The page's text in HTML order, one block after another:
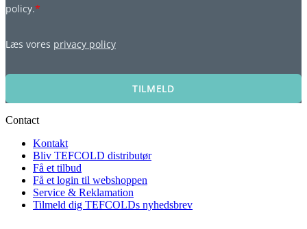
policy.*
Læs vores privacy policy
TILMELD
Contact
Kontakt
Bliv TEFCOLD distributør
Få et tilbud
Få et login til webshoppen
Service & Reklamation
Tilmeld dig TEFCOLDs nyhedsbrev